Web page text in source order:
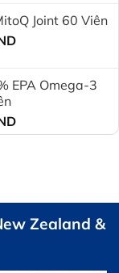
tại
là:
Joint 60 Viên
Giá
là:
EPA Omega-3
Giá
hiện
Zealand &